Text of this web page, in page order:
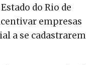
do Rio de
empresas
a se cadastrarem